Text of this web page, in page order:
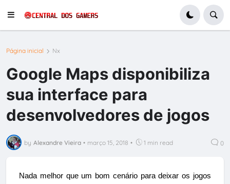
Página inicial Nx
Google Maps disponibiliza
sua interface para
desenvolvedores de jogos
by Alexandre Vieira • março 15, 2018 • 1 min read 0
Nada melhor que um bom cenário para deixar os jogos